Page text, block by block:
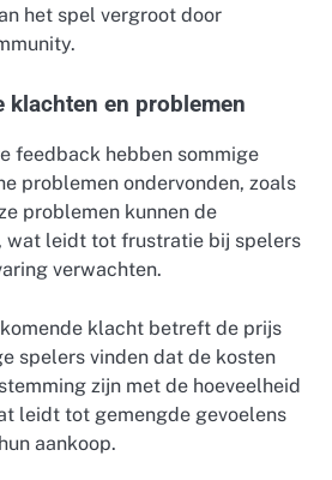
het spel vergroot door
klachten en problemen
feedback hebben sommige
problemen ondervonden, zoals
problemen kunnen de
wat leidt tot frustratie bij spelers
verwachten.
klacht betreft de prijs
spelers vinden dat de kosten
zijn met de hoeveelheid
leidt tot gemengde gevoelens
aankoop.